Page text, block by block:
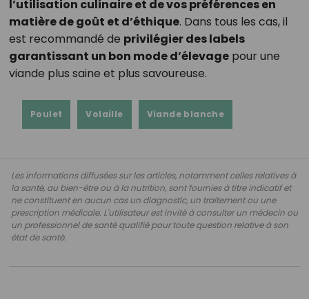
l’utilisation culinaire et de vos préférences en
matière de goût et d’éthique. Dans tous les cas, il
est recommandé de privilégier des labels
garantissant un bon mode d’élevagepour une
viande plus saine et plus savoureuse.
Poulet Volaille Viande blanche
Les informations diffusées sur les articles, notamment celles relatives à
la santé, au bien-être ou à la nutrition, sont fournies à titre indicatif et
ne constituent en aucun cas un diagnostic, un traitement ou une
prescription médicale. L'utilisateur est invité à consulter un médecin ou
un professionnel de santé qualifié pour toute question relative à son
état de santé.